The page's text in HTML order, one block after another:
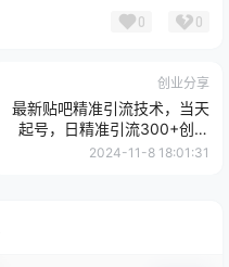
0 0
创业分享
最新贴吧精准引流技术，当天
起号，日精准引流300+创业
粉，操作简单，可...
2024-11-8 18:01:31